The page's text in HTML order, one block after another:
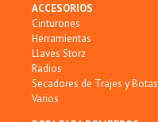
ACCESORIOS
Cinturones
Herramientas
Llaves Storz
Radios
Secadores de Trajes y Botas
Varios